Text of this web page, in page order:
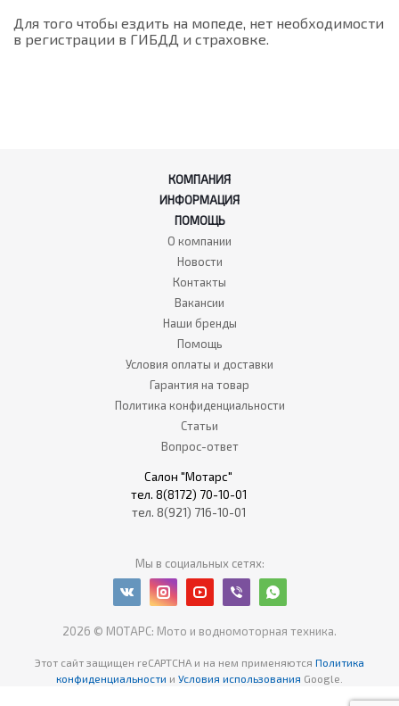
Для того чтобы ездить на мопеде, нет необходимости
в регистрации в ГИБДД и страховке.
КОМПАНИЯ
ИНФОРМАЦИЯ
ПОМОЩЬ
О компании
Новости
Контакты
Вакансии
Наши бренды
Помощь
Условия оплаты и доставки
Гарантия на товар
Политика конфиденциальности
Статьи
Вопрос-ответ
Салон "Мотарс"
тел. 8(8172) 70-10-01
тел. 8(921) 716-10-01
Мы в социальных сетях:
2026 © МОТАРС: Мото и водномоторная техника.
Этот сайт защищен reCAPTCHA и на нем применяются Политика
конфиденциальности и Условия использования Google.